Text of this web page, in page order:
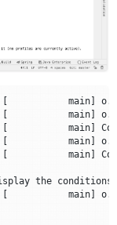
--- [           main]
[           main]
[           main]
[           main]
[           main]
the
--- [           main]